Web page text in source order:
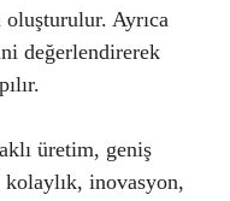
Ayrıca
değerlendirerek
üretim, geniş
kolaylık, inovasyon,